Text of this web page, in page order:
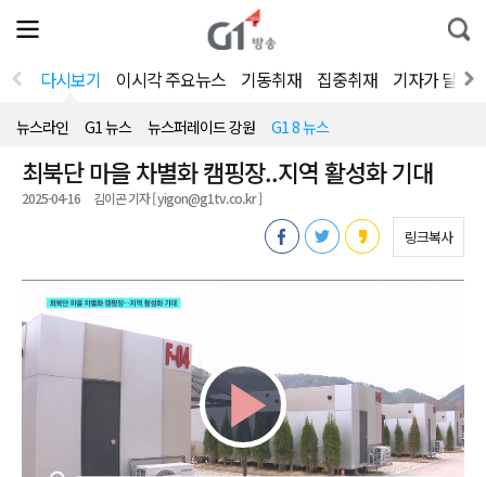
전
체
뉴
열
통
합
색
다시보기 이시각 주요뉴스 기동취재 집중취재 기자가 달려
뉴스라인 G1 뉴스 뉴스퍼레이드 강원 G1 8 뉴스
최북단 마을 차별화 캠핑장..지역 활성화 기대
2025-04-16 김이곤 기자 [ yigon@g1tv.co.kr ]
링크복사
Play